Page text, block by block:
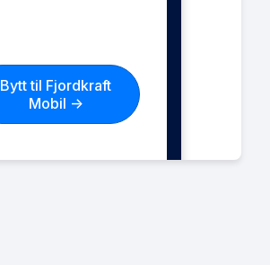
Bytt til Fjordkraft
Mobil ->